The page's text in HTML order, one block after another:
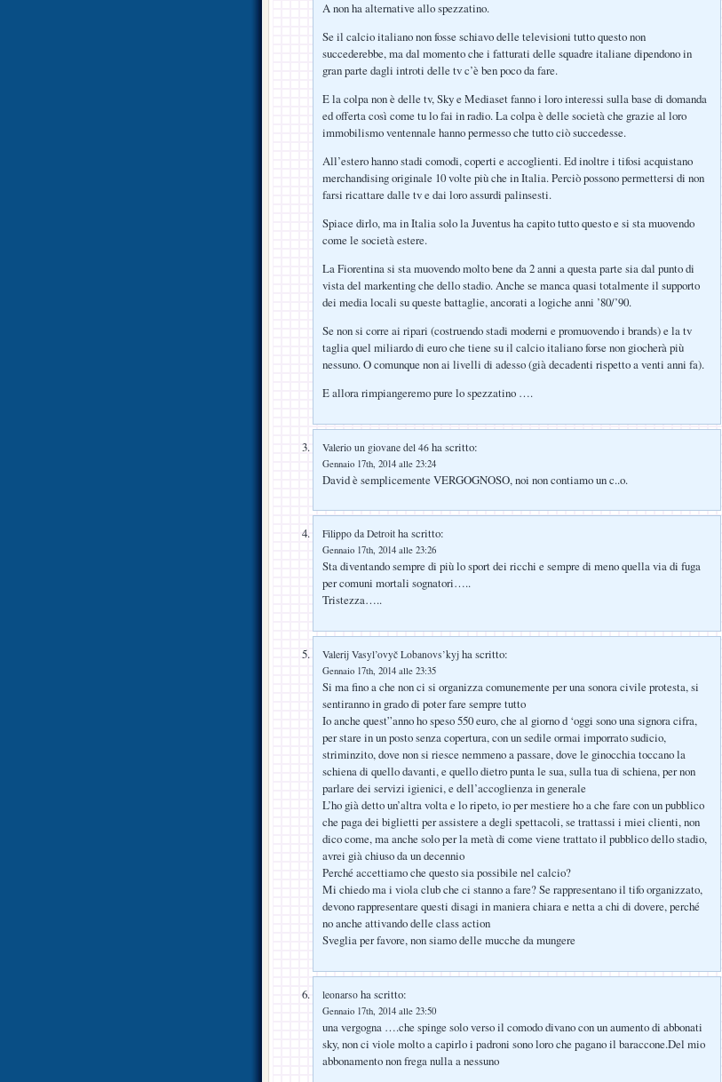
A non ha alternative allo spezzatino.
Se il calcio italiano non fosse schiavo delle televisioni tutto questo non
succederebbe, ma dal momento che i fatturati delle squadre italiane dipendono in
gran parte dagli introti delle tv c’è ben poco da fare.
E la colpa non è delle tv, Sky e Mediaset fanno i loro interessi sulla base di domanda
ed offerta così come tu lo fai in radio. La colpa è delle società che grazie al loro
immobilismo ventennale hanno permesso che tutto ciò succedesse.
All’estero hanno stadi comodi, coperti e accoglienti. Ed inoltre i tifosi acquistano
merchandising originale 10 volte più che in Italia. Perciò possono permettersi di non
farsi ricattare dalle tv e dai loro assurdi palinsesti.
Spiace dirlo, ma in Italia solo la Juventus ha capito tutto questo e si sta muovendo
come le società estere.
La Fiorentina si sta muovendo molto bene da 2 anni a questa parte sia dal punto di
vista del markenting che dello stadio. Anche se manca quasi totalmente il supporto
dei media locali su queste battaglie, ancorati a logiche anni ’80/’90.
Se non si corre ai ripari (costruendo stadi moderni e promuovendo i brands) e la tv
taglia quel miliardo di euro che tiene su il calcio italiano forse non giocherà più
nessuno. O comunque non ai livelli di adesso (già decadenti rispetto a venti anni fa).
E allora rimpiangeremo pure lo spezzatino ….
Valerio un giovane del 46 ha scritto:
Gennaio 17th, 2014 alle 23:24
David è semplicemente VERGOGNOSO, noi non contiamo un c..o.
Filippo da Detroit ha scritto:
Gennaio 17th, 2014 alle 23:26
Sta diventando sempre di più lo sport dei ricchi e sempre di meno quella via di fuga
per comuni mortali sognatori…..
Tristezza…..
Valerij Vasyl’ovyč Lobanovs’kyj ha scritto:
Gennaio 17th, 2014 alle 23:35
Si ma fino a che non ci si organizza comunemente per una sonora civile protesta, si
sentiranno in grado di poter fare sempre tutto
Io anche quest”anno ho speso 550 euro, che al giorno d ‘oggi sono una signora cifra,
per stare in un posto senza copertura, con un sedile ormai imporrato sudicio,
striminzito, dove non si riesce nemmeno a passare, dove le ginocchia toccano la
schiena di quello davanti, e quello dietro punta le sua, sulla tua di schiena, per non
parlare dei servizi igienici, e dell’accoglienza in generale
L’ho già detto un’altra volta e lo ripeto, io per mestiere ho a che fare con un pubblico
che paga dei biglietti per assistere a degli spettacoli, se trattassi i miei clienti, non
dico come, ma anche solo per la metà di come viene trattato il pubblico dello stadio,
avrei già chiuso da un decennio
Perché accettiamo che questo sia possibile nel calcio?
Mi chiedo ma i viola club che ci stanno a fare? Se rappresentano il tifo organizzato,
devono rappresentare questi disagi in maniera chiara e netta a chi di dovere, perché
no anche attivando delle class action
Sveglia per favore, non siamo delle mucche da mungere
leonarso ha scritto:
Gennaio 17th, 2014 alle 23:50
una vergogna ….che spinge solo verso il comodo divano con un aumento di abbonati
sky, non ci viole molto a capirlo i padroni sono loro che pagano il baraccone.Del mio
abbonamento non frega nulla a nessuno